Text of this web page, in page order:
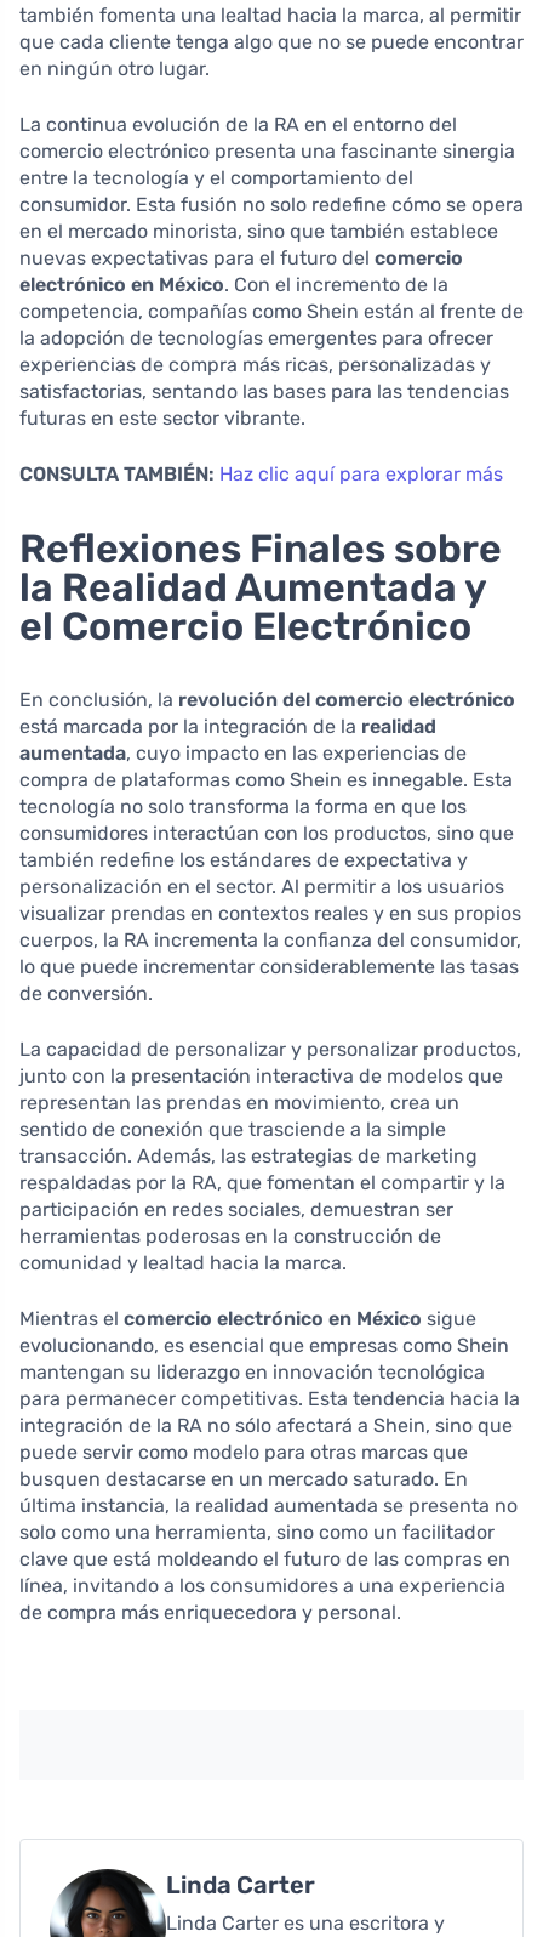
también fomenta una lealtad hacia la marca, al permitir
que cada cliente tenga algo que no se puede encontrar
en ningún otro lugar.
La continua evolución de la RA en el entorno del
comercio electrónico presenta una fascinante sinergia
entre la tecnología y el comportamiento del
consumidor. Esta fusión no solo redefine cómo se opera
en el mercado minorista, sino que también establece
nuevas expectativas para el futuro del comercio
electrónico en México. Con el incremento de la
competencia, compañías como Shein están al frente de
la adopción de tecnologías emergentes para ofrecer
experiencias de compra más ricas, personalizadas y
satisfactorias, sentando las bases para las tendencias
futuras en este sector vibrante.
CONSULTA TAMBIÉN: Haz clic aquí para explorar más
Reflexiones Finales sobre
la Realidad Aumentada y
el Comercio Electrónico
En conclusión, la revolución del comercio electrónico
está marcada por la integración de la realidad
aumentada, cuyo impacto en las experiencias de
compra de plataformas como Shein es innegable. Esta
tecnología no solo transforma la forma en que los
consumidores interactúan con los productos, sino que
también redefine los estándares de expectativa y
personalización en el sector. Al permitir a los usuarios
visualizar prendas en contextos reales y en sus propios
cuerpos, la RA incrementa la confianza del consumidor,
lo que puede incrementar considerablemente las tasas
de conversión.
La capacidad de personalizar y personalizar productos,
junto con la presentación interactiva de modelos que
representan las prendas en movimiento, crea un
sentido de conexión que trasciende a la simple
transacción. Además, las estrategias de marketing
respaldadas por la RA, que fomentan el compartir y la
participación en redes sociales, demuestran ser
herramientas poderosas en la construcción de
comunidad y lealtad hacia la marca.
Mientras el comercio electrónico en México sigue
evolucionando, es esencial que empresas como Shein
mantengan su liderazgo en innovación tecnológica
para permanecer competitivas. Esta tendencia hacia la
integración de la RA no sólo afectará a Shein, sino que
puede servir como modelo para otras marcas que
busquen destacarse en un mercado saturado. En
última instancia, la realidad aumentada se presenta no
solo como una herramienta, sino como un facilitador
clave que está moldeando el futuro de las compras en
línea, invitando a los consumidores a una experiencia
de compra más enriquecedora y personal.
Linda Carter
Linda Carter es una escritora y